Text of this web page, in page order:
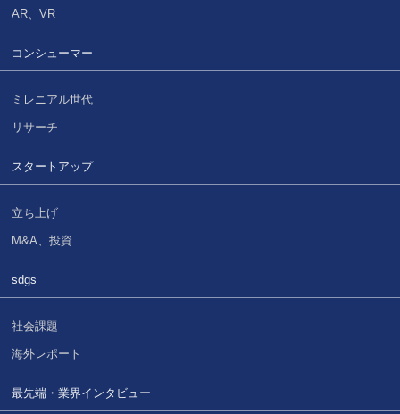
AR、VR
コンシューマー
ミレニアル世代
リサーチ
スタートアップ
立ち上げ
M&A、投資
sdgs
社会課題
海外レポート
最先端・業界インタビュー